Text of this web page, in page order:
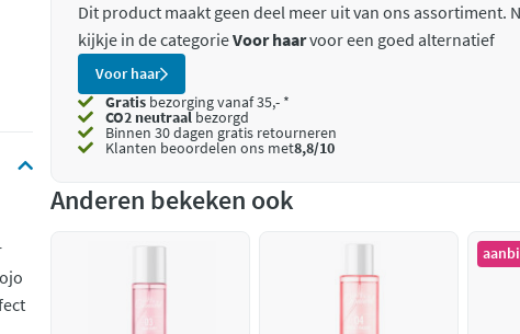
Dit product maakt geen deel meer uit van ons assortiment.
kijkje in de categorieVoor haarvoor een goed alternatief
Voor haar
Gratis bezorging vanaf 35,- *
CO2 neutraalbezorgd
Binnen 30 dagen gratis retourneren
Klanten beoordelen ons met8,8/10
Anderen bekeken ook